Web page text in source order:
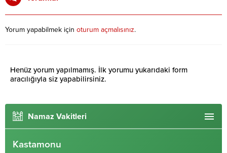
Yorum yapabilmek için oturum açmalısınız.
Henüz yorum yapılmamış. İlk yorumu yukarıdaki form
aracılığıyla siz yapabilirsiniz.
Namaz Vakitleri
Kastamonu